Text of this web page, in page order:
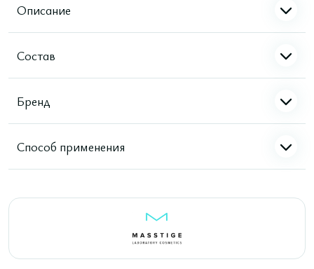
Описание
Состав
Бренд
Способ применения